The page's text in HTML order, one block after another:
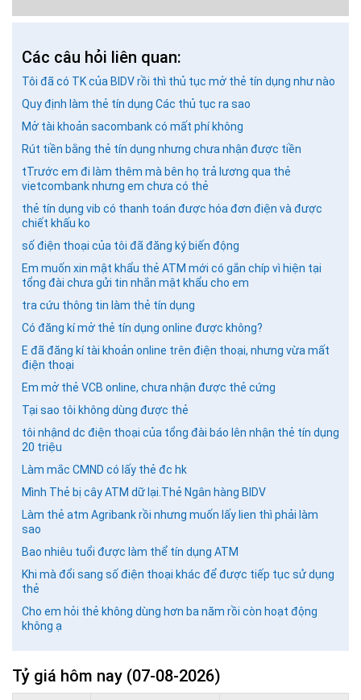
GỬI BÌNH LUẬN
Các câu hỏi liên quan:
Tôi đã có TK của BIDV rồi thì thủ tục mở thẻ tín dụng như nào
Quy định làm thẻ tín dụng Các thủ tục ra sao
Mở tài khoản sacombank có mất phí không
Rút tiền bằng thẻ tín dụng nhưng chưa nhận được tiền
tTrước em đi làm thêm mà bên họ trả lương qua thẻ
vietcombank nhưng em chưa có thẻ
thẻ tín dụng vib có thanh toán được hóa đơn điện và được
chiết khấu ko
số điện thoại của tôi đã đăng ký biến động
Em muốn xin mật khẩu thẻ ATM mới có gắn chíp vì hiện tại
tổng đài chưa gửi tin nhắn mật khẩu cho em
tra cứu thông tin làm thẻ tín dụng
Có đăng kí mở thẻ tín dụng online được không?
E đã đăng kí tài khoản online trên điện thoại, nhưng vừa mất
điện thoại
Em mở thẻ VCB online, chưa nhận được thẻ cứng
Tại sao tôi không dùng được thẻ
tôi nhậnd dc điện thoại của tổng đài báo lên nhận thẻ tín dụng
20 triệu
Làm mắc CMND có lấy thẻ đc hk
Mình Thẻ bị cây ATM dữ lại.Thẻ Ngân hàng BIDV
Làm thẻ atm Agribank rồi nhưng muốn lấy lien thì phải làm
sao
Bao nhiêu tuổi được làm thể tín dụng ATM
Khi mà đổi sang số điện thoại khác để được tiếp tục sử dụng
thẻ
Cho em hỏi thẻ không dùng hơn ba năm rồi còn hoạt động
không ạ
Tỷ giá hôm nay (07-08-2026)